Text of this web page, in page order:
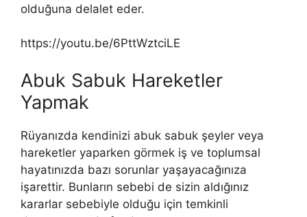
olduğuna delalet eder.
https://youtu.be/6PttWztciLE
Abuk Sabuk Hareketler
Yapmak
Rüyanızda kendinizi abuk sabuk şeyler veya
hareketler yaparken görmek iş ve toplumsal
hayatınızda bazı sorunlar yaşayacağınıza
işarettir. Bunların sebebi de sizin aldığınız
kararlar sebebiyle olduğu için temkinli